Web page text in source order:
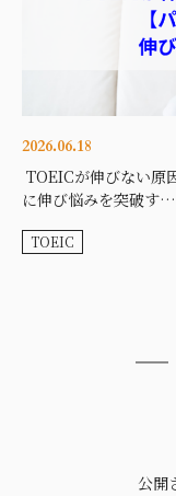
2026.06.18
TOEICが伸びない原
に伸び悩みを突破す
TOEIC
公開